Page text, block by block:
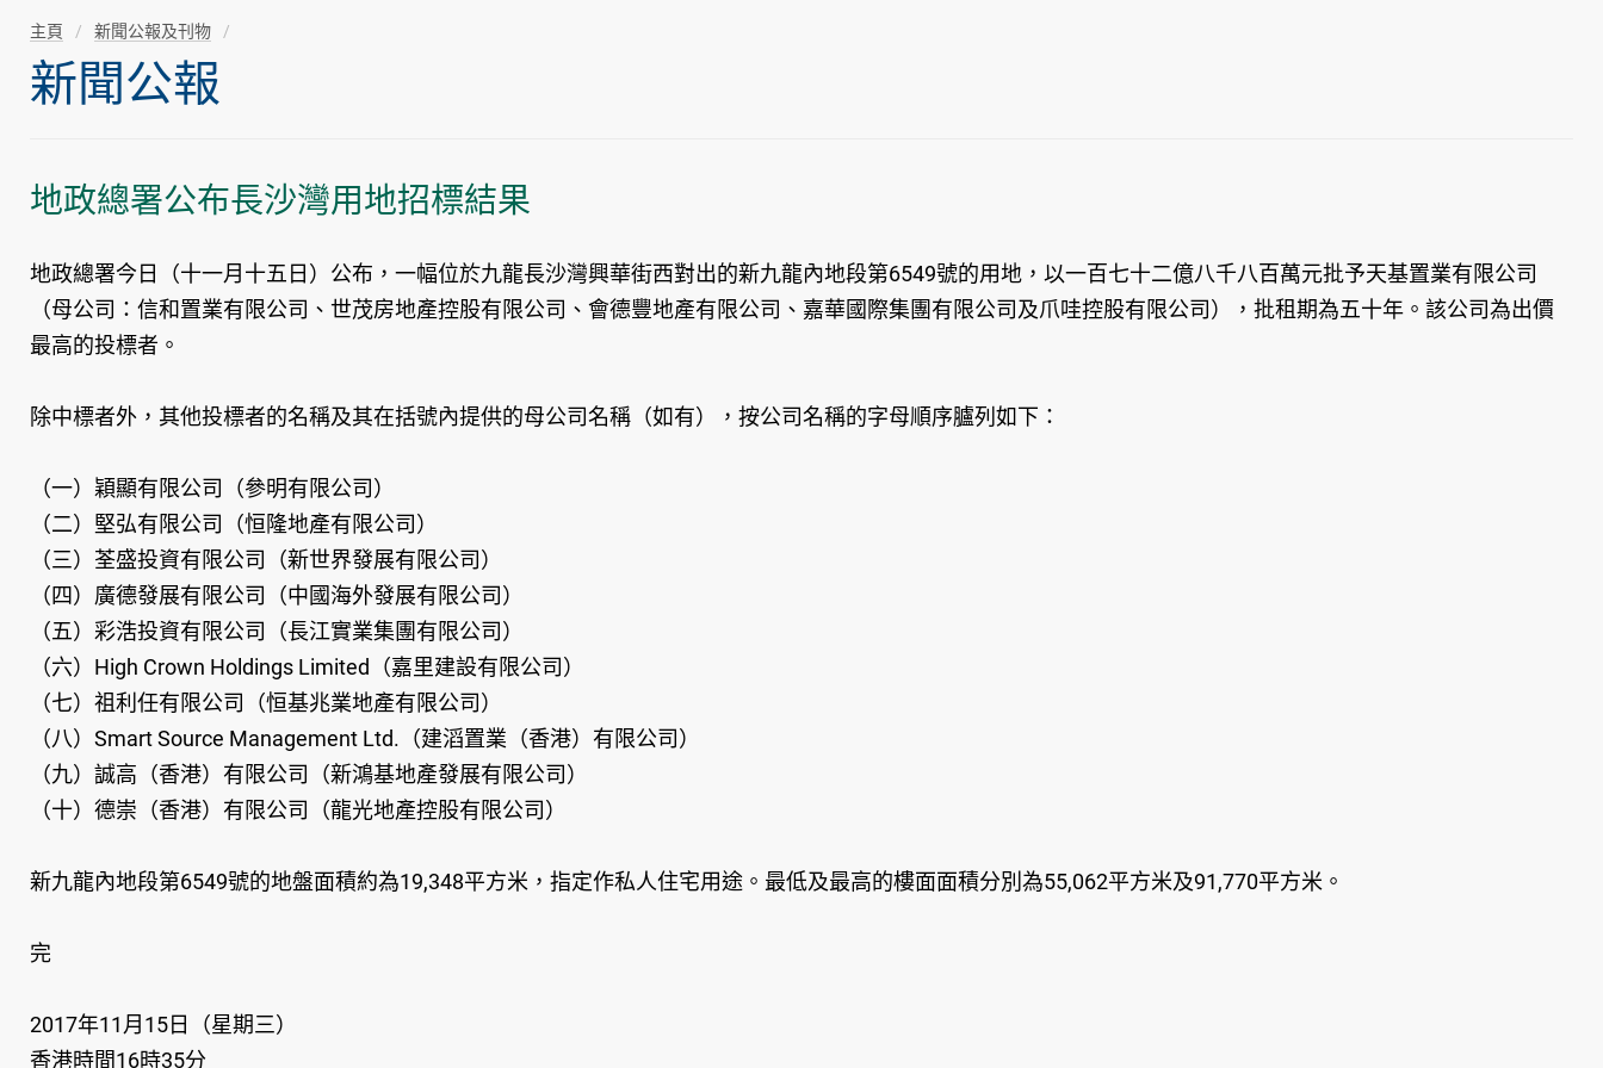
主頁 新聞公報及刊物
新聞公報
地政總署公布長沙灣用地招標結果
地政總署今日（十一月十五日）公布，一幅位於九龍長沙灣興華街西對出的新九龍內地段第6549號的用地，以一百七十二億八千八百萬元批予天基置業有限公司
（母公司：信和置業有限公司、世茂房地產控股有限公司、會德豐地產有限公司、嘉華國際集團有限公司及爪哇控股有限公司），批租期為五十年。該公司為出價
最高的投標者。
除中標者外，其他投標者的名稱及其在括號內提供的母公司名稱（如有），按公司名稱的字母順序臚列如下：
（一）穎顯有限公司（參明有限公司）
（二）堅弘有限公司（恒隆地產有限公司）
（三）荃盛投資有限公司（新世界發展有限公司）
（四）廣德發展有限公司（中國海外發展有限公司）
（五）彩浩投資有限公司（長江實業集團有限公司）
（六）High Crown Holdings Limited（嘉里建設有限公司）
（七）祖利任有限公司（恒基兆業地產有限公司）
（八）Smart Source Management Ltd.（建滔置業（香港）有限公司）
（九）誠高（香港）有限公司（新鴻基地產發展有限公司）
（十）德崇（香港）有限公司（龍光地產控股有限公司）
新九龍內地段第6549號的地盤面積約為19,348平方米，指定作私人住宅用途。最低及最高的樓面面積分別為55,062平方米及91,770平方米。
完
2017年11月15日（星期三）
香港時間16時35分